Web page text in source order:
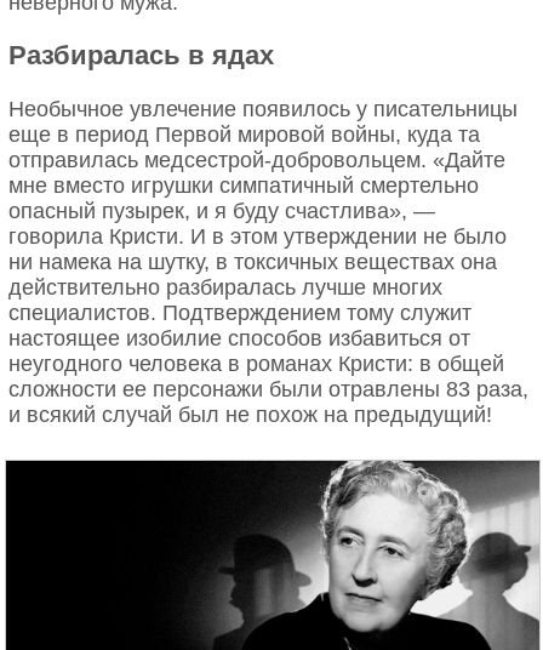
Разбиралась в ядах
Необычное увлечение появилось у писательницы
еще в период Первой мировой войны, куда та
отправилась медсестрой-добровольцем. «Дайте
мне вместо игрушки симпатичный смертельно
опасный пузырек, и я буду счастлива», —
говорила Кристи. И в этом утверждении не было
ни намека на шутку, в токсичных веществах она
действительно разбиралась лучше многих
специалистов. Подтверждением тому служит
настоящее изобилие способов избавиться от
неугодного человека в романах Кристи: в общей
сложности ее персонажи были отравлены 83 раза,
и всякий случай был не похож на предыдущий!